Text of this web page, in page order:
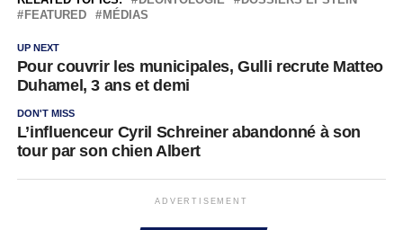
FEATURED
MÉDIAS
UP NEXT
Pour couvrir les municipales, Gulli recrute Matteo
Duhamel, 3 ans et demi
DON'T MISS
L’influenceur Cyril Schreiner abandonné à son
tour par son chien Albert
ADVERTISEMENT